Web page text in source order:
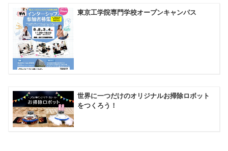
東京工学院専門学校オープンキャンパス
世界に一つだけのオリジナルお掃除ロボット
をつくろう！